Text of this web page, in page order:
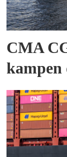
CMA
kampen